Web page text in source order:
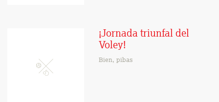
¡Jornada triunfal del
Voley!
Bien, pibas